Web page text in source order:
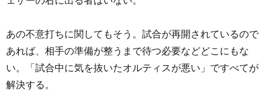
あの不意打ちに関してもそう。試合が再開されているので
あれば、相手の準備が整うまで待つ必要などどこにもな
い。「試合中に気を抜いたオルティスが悪い」ですべてが
解決する。